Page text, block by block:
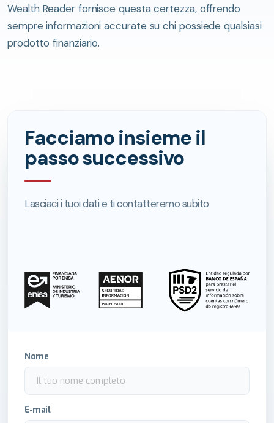
Wealth Reader fornisce questa certezza, offrendo
sempre informazioni accurate su chi possiede qualsiasi
prodotto finanziario.
Facciamo insieme il
passo successivo
Lasciaci i tuoi dati e ti contatteremo subito
Nome
E-mail